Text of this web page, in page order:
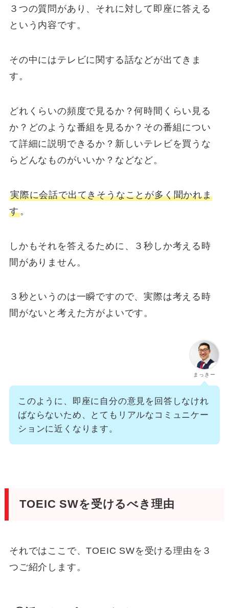
３つの質問があり、それに対して即座に答える
という内容です。
その中にはテレビに関する話などが出てきま
す。
どれくらいの頻度で見るか？何時間くらい見る
か？どのような番組を見るか？その番組につい
て詳細に説明できるか？新しいテレビを買うな
らどんなものがいいか？などなど。
実際に会話で出てきそうなことが多く聞かれま
す。
しかもそれを答えるために、３秒しか考える時
間がありません。
３秒というのは一瞬ですので、実際は考える時
間がないと考えた方がよいです。
まっきー
このように、即座に自分の意見を回答しなけれ
ばならないため、とてもリアルなコミュニケー
ションに近くなります。
TOEIC SWを受けるべき理由
それではここで、TOEIC SWを受ける理由を３
つご紹介します。